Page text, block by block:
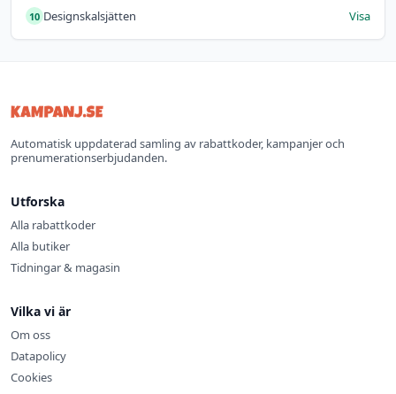
10 Designskalsjätten Visa
Automatisk uppdaterad samling av rabattkoder, kampanjer och
prenumerationserbjudanden.
Utforska
Alla rabattkoder
Alla butiker
Tidningar & magasin
Vilka vi är
Om oss
Datapolicy
Cookies